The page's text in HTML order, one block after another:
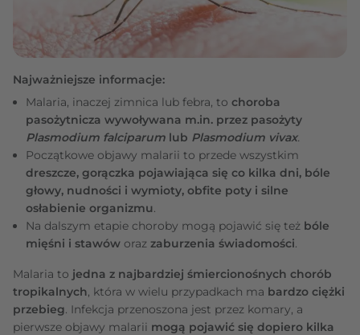
Najważniejsze informacje:
Malaria, inaczej zimnica lub febra, to choroba
pasożytnicza wywoływana m.in. przez pasożyty
Plasmodium falciparum lub Plasmodium vivax.
Początkowe objawy malarii to przede wszystkim
dreszcze, gorączka pojawiająca się co kilka dni, bóle
głowy, nudności i wymioty, obfite poty i silne
osłabienie organizmu.
Na dalszym etapie choroby mogą pojawić się też bóle
mięśni i stawów oraz zaburzenia świadomości.
Malaria to jedna z najbardziej śmiercionośnych chorób
tropikalnych, która w wielu przypadkach ma bardzo ciężki
przebieg. Infekcja przenoszona jest przez komary, a
pierwsze objawy malarii mogą pojawić się dopiero kilka